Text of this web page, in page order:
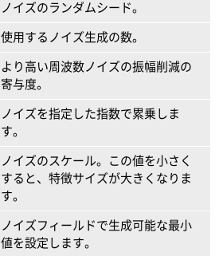
ノイズのランダムシード。
使用するノイズ生成の数。
より高い周波数ノイズの振幅削減の
寄与度。
ノイズを指定した指数で累乗しま
す。
ノイズのスケール。この値を小さく
すると、特徴サイズが大きくなりま
す。
ノイズフィールドで生成可能な最小
値を設定します。